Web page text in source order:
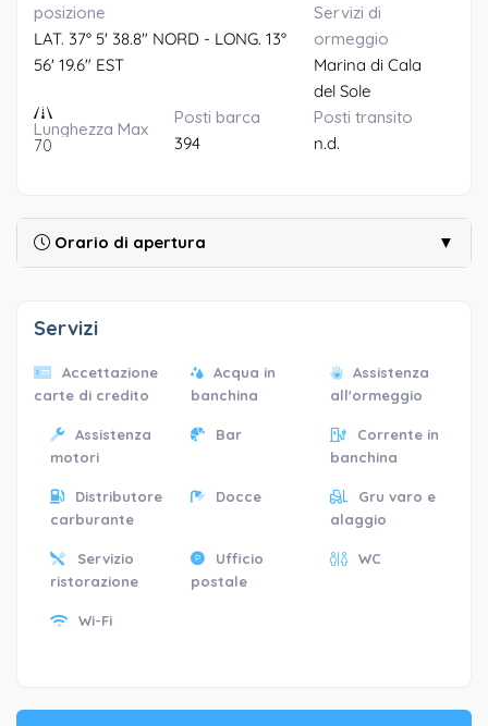
posizione
LAT. 37° 5' 38.8" NORD - LONG. 13°
56' 19.6" EST
Servizi di
ormeggio
Marina di Cala
del Sole
Lunghezza Max
70
Posti barca
394
Posti transito
n.d.
Orario di apertura ▼
Servizi
Accettazione
carte di credito
Acqua in
banchina
Assistenza
all'ormeggio
Assistenza
motori
Bar
Corrente in
banchina
Distributore
carburante
Docce
Gru varo e
alaggio
Servizio
ristorazione
Ufficio
postale
WC
Wi-Fi